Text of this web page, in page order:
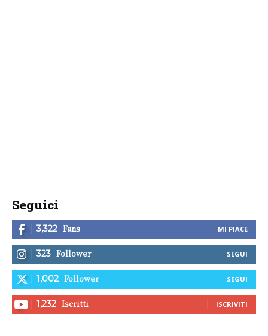
Seguici
3,322 Fans MI PIACE
323 Follower SEGUI
1,002 Follower SEGUI
1,232 Iscritti ISCRIVITI